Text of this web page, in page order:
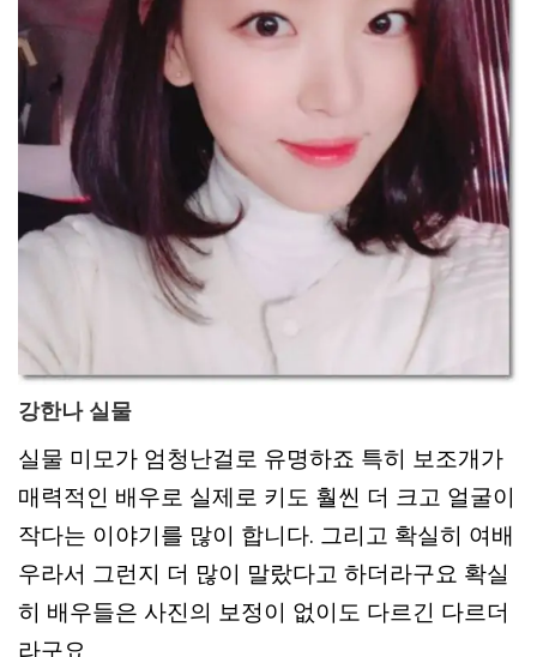
강한나 실물
실물 미모가 엄청난걸로 유명하죠 특히 보조개가
매력적인 배우로 실제로 키도 훨씬 더 크고 얼굴이
작다는 이야기를 많이 합니다. 그리고 확실히 여배
우라서 그런지 더 많이 말랐다고 하더라구요 확실
히 배우들은 사진의 보정이 없이도 다르긴 다르더
라구요